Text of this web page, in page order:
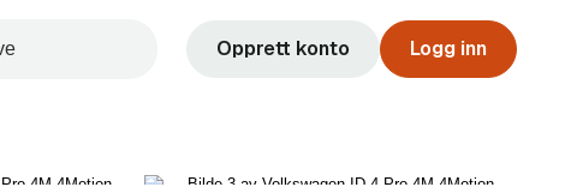
Opprett konto Logg inn